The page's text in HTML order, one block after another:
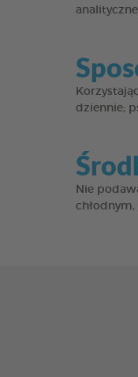
dziennie;
Nie